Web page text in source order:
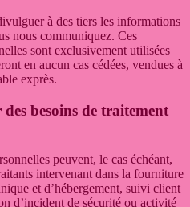
à des tiers les informations
nous communiquez. Ces
sont exclusivement utilisées
en aucun cas cédées, vendues à
exprès.
besoins de traitement
peuvent, le cas échéant,
intervenant dans la fourniture
et d’hébergement, suivi client
d’incident de sécurité ou activité